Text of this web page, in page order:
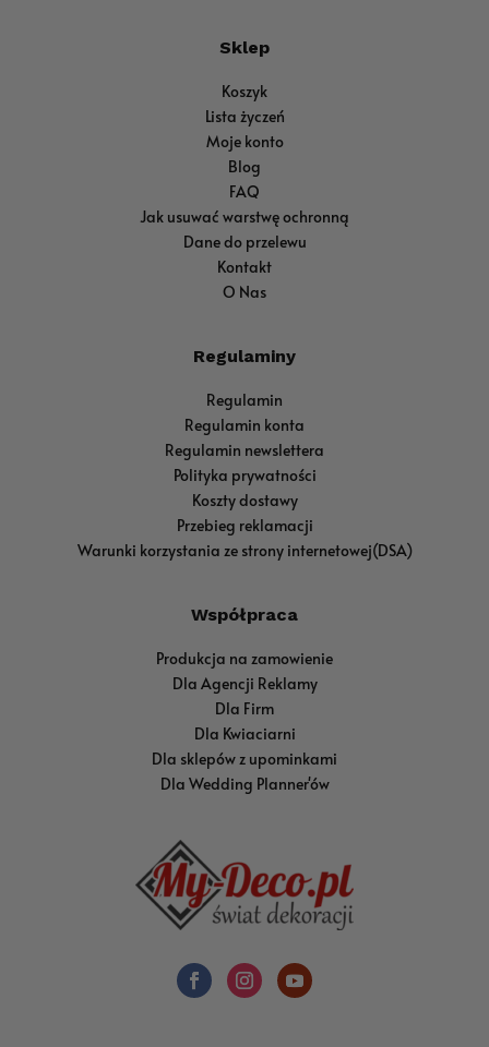
Sklep
Koszyk
Lista życzeń
Moje konto
Blog
FAQ
Jak usuwać warstwę ochronną
Dane do przelewu
Kontakt
O Nas
Regulaminy
Regulamin
Regulamin konta
Regulamin newslettera
Polityka prywatności
Koszty dostawy
Przebieg reklamacji
Warunki korzystania ze strony internetowej(DSA)
Współpraca
Produkcja na zamowienie
Dla Agencji Reklamy
Dla Firm
Dla Kwiaciarni
Dla sklepów z upominkami
Dla Wedding Planner'ów